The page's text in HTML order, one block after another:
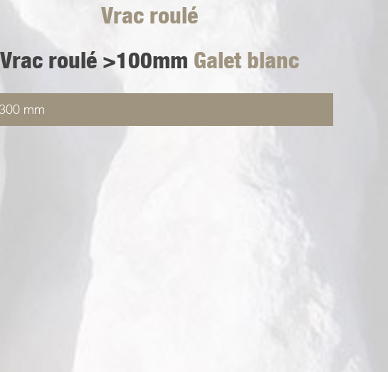
Vrac roulé
Vrac roulé >100mm Galet blanc
mm